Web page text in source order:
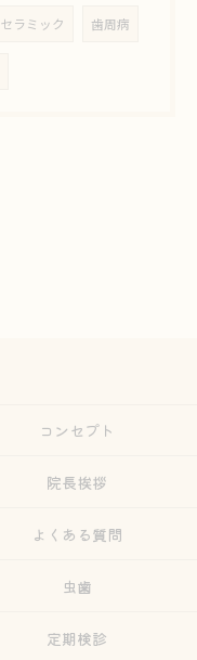
セラミック 歯周病
コンセプト
院長挨拶
よくある質問
虫歯
定期検診